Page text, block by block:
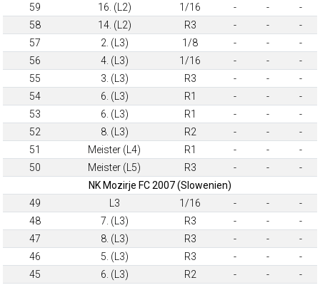
59
16. (L2) 1/16 - -
-
58
14. (L2) R3 - -
-
57
2. (L3) 1/8 - -
-
56
4. (L3) 1/16 - -
-
55
3. (L3) R3 - -
-
54
6. (L3) R1 - -
-
53
6. (L3) R1 - -
-
52
8. (L3) R2 - -
-
51
Meister (L4) R1 - -
-
50
Meister (L5) R3 - -
-
NK Mozirje FC 2007 (Slowenien)
49
L3 1/16 - -
-
48
7. (L3) R3 - -
-
47
8. (L3) R3 - -
-
46
5. (L3) R3 - -
-
45
6. (L3) R2 - -
-